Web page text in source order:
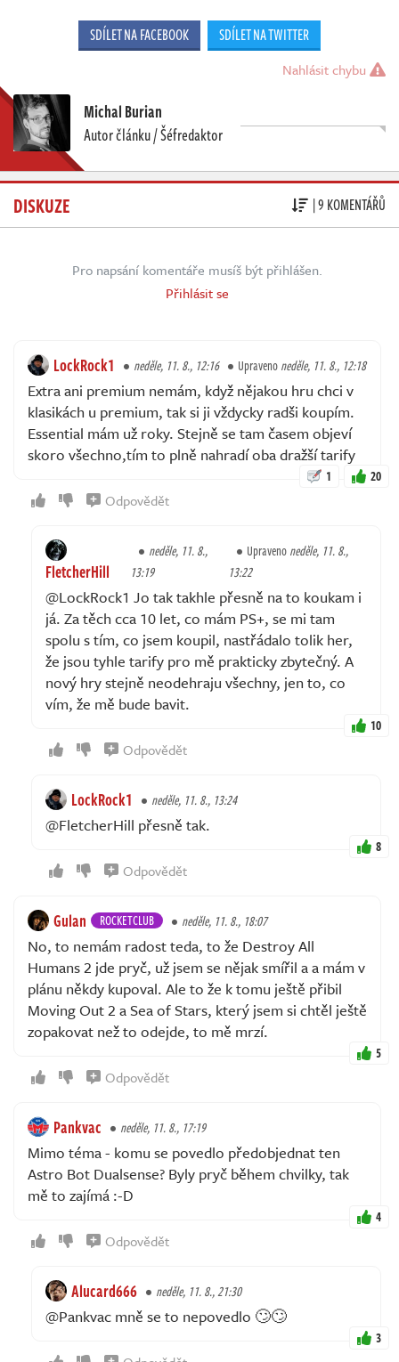
SDÍLET NA FACEBOOK SDÍLET NA TWITTER
Nahlásit chybu
Michal Burian
Autor článku / Šéfredaktor
DISKUZE | 9 KOMENTÁŘŮ
Pro napsání komentáře musíš být přihlášen.
Přihlásit se
LockRock1 neděle, 11. 8., 12:16 Upravenoneděle, 11. 8., 12:18
Extra ani premium nemám, když nějakou hru chci v
klasikách u premium, tak si ji vždycky radši koupím.
Essential mám už roky. Stejně se tam časem objeví
skoro všechno,tím to plně nahradí oba dražší tarify
1 20
Odpovědět
FletcherHill
neděle, 11. 8.,
13:19
Upravenoneděle, 11. 8.,
13:22
@LockRock1 Jo tak takhle přesně na to koukam i
já. Za těch cca 10 let, co mám PS+, se mi tam
spolu s tím, co jsem koupil, nastřádalo tolik her,
že jsou tyhle tarify pro mě prakticky zbytečný. A
nový hry stejně neodehraju všechny, jen to, co
vím, že mě bude bavit.
10
Odpovědět
LockRock1 neděle, 11. 8., 13:24
@FletcherHill přesně tak.
8
Odpovědět
Gulan ROCKETCLUB neděle, 11. 8., 18:07
No, to nemám radost teda, to že Destroy All
Humans 2 jde pryč, už jsem se nějak smířil a a mám v
plánu někdy kupoval. Ale to že k tomu ještě přibil
Moving Out 2 a Sea of Stars, který jsem si chtěl ještě
zopakovat než to odejde, to mě mrzí.
5
Odpovědět
Pankvac neděle, 11. 8., 17:19
Mimo téma - komu se povedlo předobjednat ten
Astro Bot Dualsense? Byly pryč během chvilky, tak
mě to zajímá :-D
4
Odpovědět
Alucard666 neděle, 11. 8., 21:30
@Pankvac mně se to nepovedlo 🙄🙄
3